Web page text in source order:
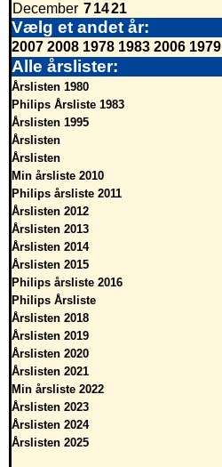
December 71421
Vælg et andet år:
2007 2008 1978 1983 2006 1979
Alle årslister:
Årslisten 1980
Philips Årsliste 1983
Årslisten 1995
Årslisten
Årslisten
Min årsliste 2010
Philips årsliste 2011
Årslisten 2012
Årslisten 2013
Årslisten 2014
Årslisten 2015
Philips årsliste 2016
Philips Årsliste
Årslisten 2018
Årslisten 2019
Årslisten 2020
Årslisten 2021
Min årsliste 2022
Årslisten 2023
Årslisten 2024
Årslisten 2025